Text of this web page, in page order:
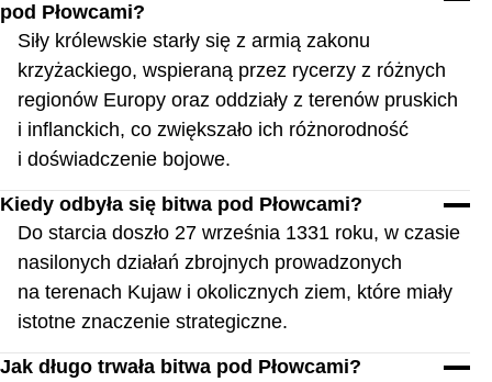
pod Płowcami?
Siły królewskie starły się z armią zakonu
krzyżackiego, wspieraną przez rycerzy z różnych
regionów Europy oraz oddziały z terenów pruskich
i inflanckich, co zwiększało ich różnorodność
i doświadczenie bojowe.
Kiedy odbyła się bitwa pod Płowcami?
Do starcia doszło 27 września 1331 roku, w czasie
nasilonych działań zbrojnych prowadzonych
na terenach Kujaw i okolicznych ziem, które miały
istotne znaczenie strategiczne.
Jak długo trwała bitwa pod Płowcami?